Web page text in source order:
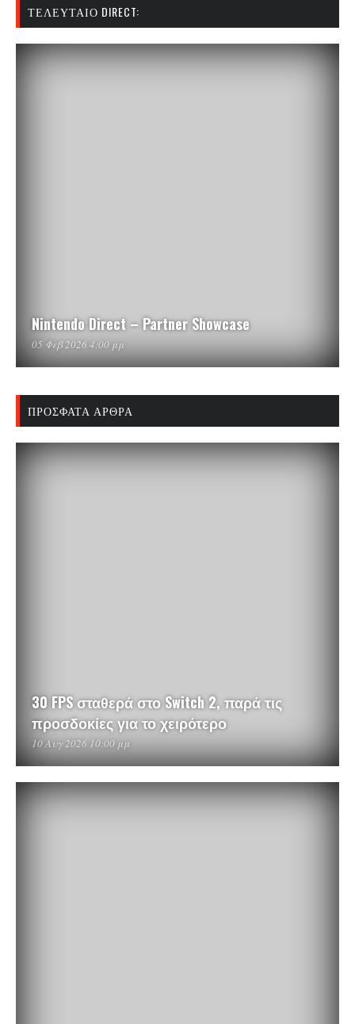
ΤΕΛΕΥΤΑΊΟ DIRECT:
Nintendo Direct – Partner Showcase
05 Φεβ 2026 4:00 μμ
ΠΡΌΣΦΑΤΑ ΆΡΘΡΑ
30 FPS σταθερά στο Switch 2, παρά τις
προσδοκίες για το χειρότερο
10 Αυγ 2026 10:00 μμ